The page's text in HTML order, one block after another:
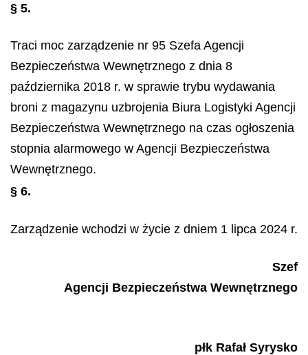
§ 5.
Traci moc zarządzenie nr 95 Szefa Agencji
Bezpieczeństwa Wewnętrznego z dnia 8
października 2018 r. w sprawie trybu wydawania
broni z magazynu uzbrojenia Biura Logistyki Agencji
Bezpieczeństwa Wewnętrznego na czas ogłoszenia
stopnia alarmowego w Agencji Bezpieczeństwa
Wewnętrznego.
§ 6.
Zarządzenie wchodzi w życie z dniem 1 lipca 2024 r.
Szef
Agencji Bezpieczeństwa Wewnętrznego
płk Rafał Syrysko